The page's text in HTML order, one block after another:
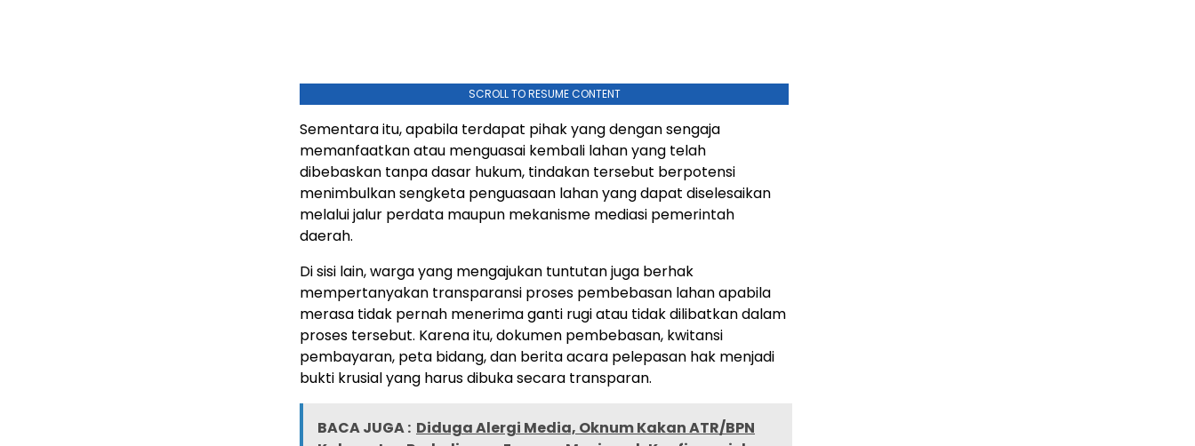
SCROLL TO RESUME CONTENT
Sementara itu, apabila terdapat pihak yang dengan sengaja
memanfaatkan atau menguasai kembali lahan yang telah
dibebaskan tanpa dasar hukum, tindakan tersebut berpotensi
menimbulkan sengketa penguasaan lahan yang dapat diselesaikan
melalui jalur perdata maupun mekanisme mediasi pemerintah
daerah.
Di sisi lain, warga yang mengajukan tuntutan juga berhak
mempertanyakan transparansi proses pembebasan lahan apabila
merasa tidak pernah menerima ganti rugi atau tidak dilibatkan dalam
proses tersebut. Karena itu, dokumen pembebasan, kwitansi
pembayaran, peta bidang, dan berita acara pelepasan hak menjadi
bukti krusial yang harus dibuka secara transparan.
BACA JUGA : Diduga Alergi Media, Oknum Kakan ATR/BPN